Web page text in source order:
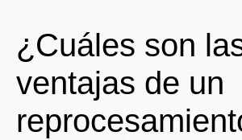
¿Cuáles son
ventajas de un